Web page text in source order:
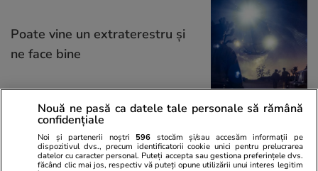
Poate vine un extraterestru și
ne face bine
Nouă ne pasă ca datele tale personale să rămână
confidențiale
Noi și partenerii noștri 596 stocăm și/sau accesăm informații pe
dispozitivul dvs., precum identificatorii cookie unici pentru prelucrarea
datelor cu caracter personal. Puteți accepta sau gestiona preferințele dvs.
făcând clic mai jos, respectiv vă puteți opune utilizării unui interes legitim